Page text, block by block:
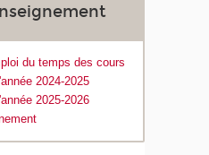
du temps des cours
2024-2025
2025-2026